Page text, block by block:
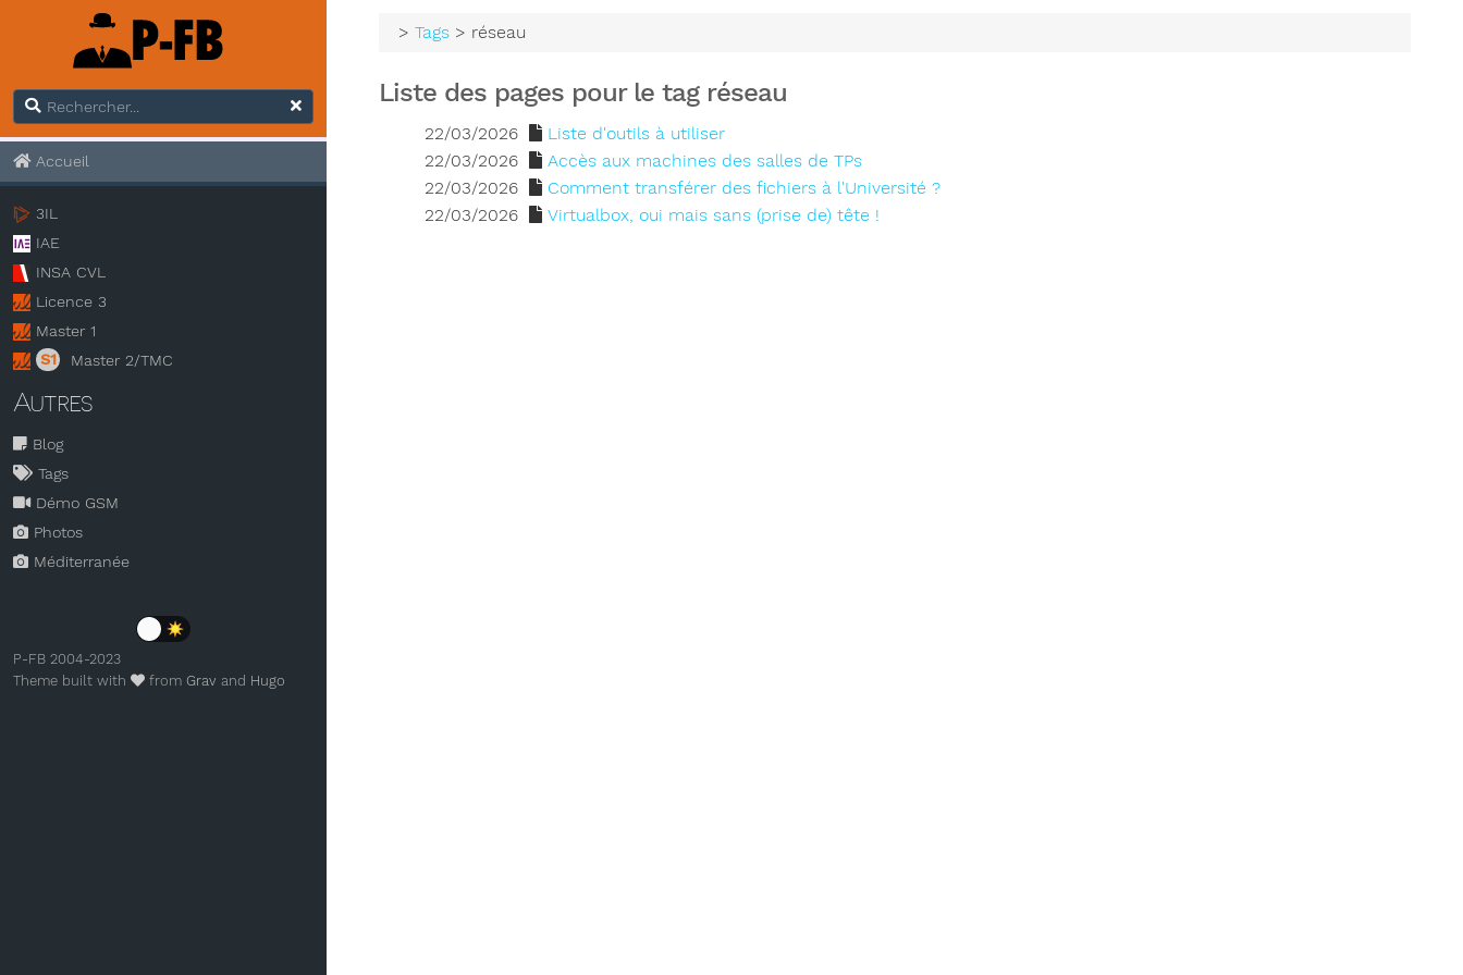
Accueil
3IL
IAE
INSA CVL
Licence 3
Master 1
S1Master 2/TMC
Autres
Blog
Tags
Démo GSM
Photos
Méditerranée
P-FB 2004-2023
Theme built with
from Grav and Hugo
>Tags > réseau
Liste des pages pour le tag réseau
22/03/2026
Liste d'outils à utiliser
22/03/2026
Accès aux machines des salles de TPs
22/03/2026
Comment transférer des fichiers à l'Université ?
22/03/2026
Virtualbox, oui mais sans (prise de) tête !